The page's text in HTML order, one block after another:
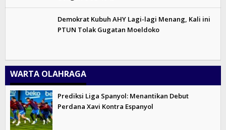
Demokrat Kubuh AHY Lagi-lagi Menang, Kali ini
PTUN Tolak Gugatan Moeldoko
WARTA OLAHRAGA
Prediksi Liga Spanyol: Menantikan Debut
Perdana Xavi Kontra Espanyol